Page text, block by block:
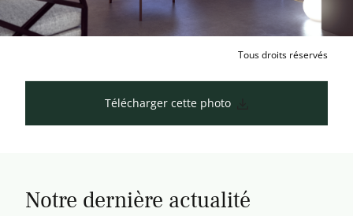
Tous droits réservés
Télécharger cette photo
Notre dernière actualité